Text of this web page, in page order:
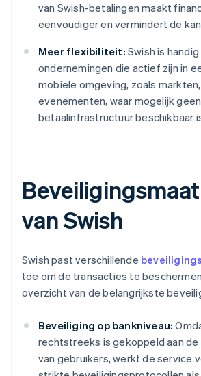
van Swish-betalingen maakt
eenvoudiger en vermindert de
Meer flexibiliteit: Swish is
ondernemingen die actief zijn in
mobiele omgeving, zoals
evenementen, waar mogelijk
betaalinfrastructuur beschikbaar
van Swish
Swish past verschillende
toe om de transacties te
overzicht van de belangrijkste
Beveiliging op bankniveau:
rechtstreeks is gekoppeld aan de
van gebruikers, werkt de service